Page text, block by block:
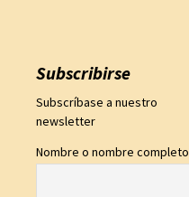
Subscribirse
Subscríbase a nuestro
newsletter
Nombre o nombre completo